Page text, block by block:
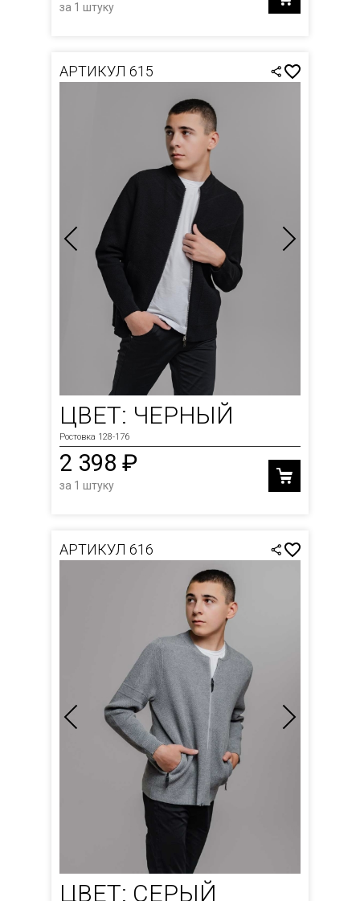
за 1 штуку
АРТИКУЛ 615
ЦВЕТ: ЧЕРНЫЙ
Ростовка 128-176
2 398 ₽
за 1 штуку
АРТИКУЛ 616
ЦВЕТ: СЕРЫЙ